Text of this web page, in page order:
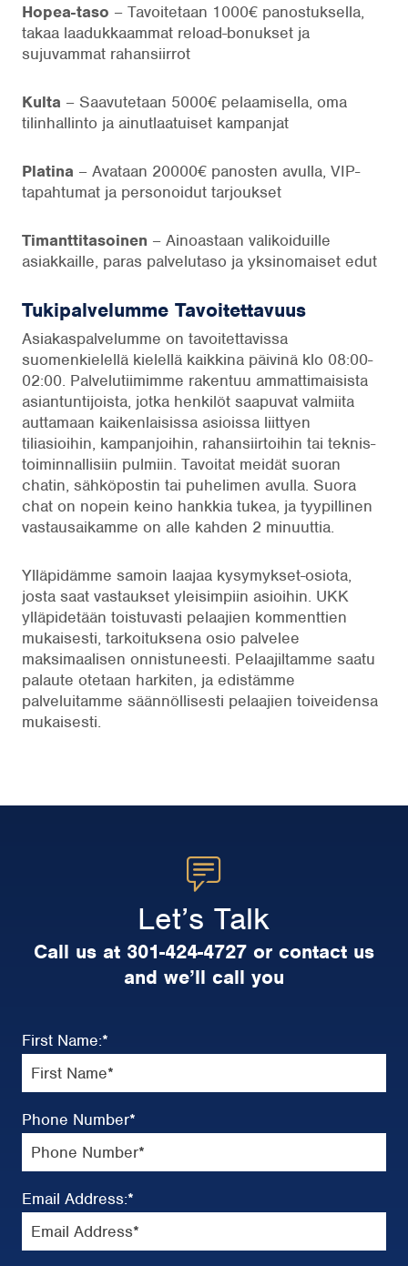
Hopea-taso – Tavoitetaan 1000€ panostuksella,
takaa laadukkaammat reload-bonukset ja
sujuvammat rahansiirrot
Kulta – Saavutetaan 5000€ pelaamisella, oma
tilinhallinto ja ainutlaatuiset kampanjat
Platina – Avataan 20000€ panosten avulla, VIP-
tapahtumat ja personoidut tarjoukset
Timanttitasoinen – Ainoastaan valikoiduille
asiakkaille, paras palvelutaso ja yksinomaiset edut
Tukipalvelumme Tavoitettavuus
Asiakaspalvelumme on tavoitettavissa
suomenkielellä kielellä kaikkina päivinä klo 08:00-
02:00. Palvelutiimimme rakentuu ammattimaisista
asiantuntijoista, jotka henkilöt saapuvat valmiita
auttamaan kaikenlaisissa asioissa liittyen
tiliasioihin, kampanjoihin, rahansiirtoihin tai teknis-
toiminnallisiin pulmiin. Tavoitat meidät suoran
chatin, sähköpostin tai puhelimen avulla. Suora
chat on nopein keino hankkia tukea, ja tyypillinen
vastausaikamme on alle kahden 2 minuuttia.
Ylläpidämme samoin laajaa kysymykset-osiota,
josta saat vastaukset yleisimpiin asioihin. UKK
ylläpidetään toistuvasti pelaajien kommenttien
mukaisesti, tarkoituksena osio palvelee
maksimaalisen onnistuneesti. Pelaajiltamme saatu
palaute otetaan harkiten, ja edistämme
palveluitamme säännöllisesti pelaajien toiveidensa
mukaisesti.
Let’s Talk
Call us at 301-424-4727 or contact us
and we’ll call you
First Name:*
Phone Number*
Email Address:*